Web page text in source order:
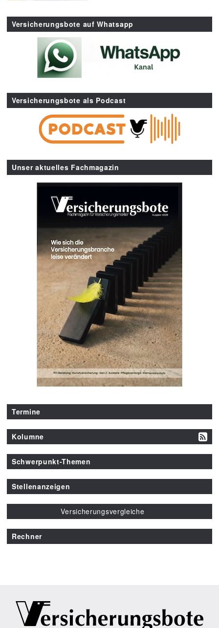
Versicherungsbote auf Whatsapp
Versicherungsbote als Podcast
Unser aktuelles Fachmagazin
Termine
Kolumne
Schwerpunkt-Themen
Stellenanzeigen
Versicherungsvergleiche
Rechner